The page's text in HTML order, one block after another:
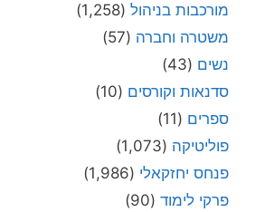
מורכבות בניהול (1,258)
משטרה וחברה (57)
נשים (43)
סדנאות וקורסים (10)
ספרים (11)
פוליטיקה (1,073)
פנחס יחזקאלי (1,986)
פרקי לימוד (90)